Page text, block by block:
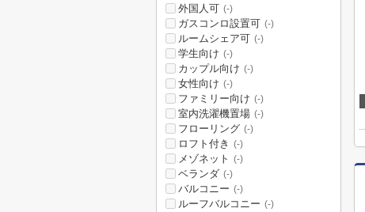
外国人可 (-)
ガスコンロ設置可 (-)
ルームシェア可 (-)
学生向け (-)
カップル向け (-)
女性向け (-)
ファミリー向け (-)
室内洗濯機置場 (-)
フローリング (-)
ロフト付き (-)
メゾネット (-)
ベランダ (-)
バルコニー (-)
ルーフバルコニー (-)